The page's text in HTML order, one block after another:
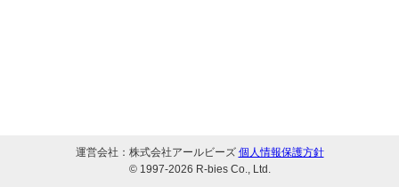
運営会社：株式会社アールビーズ 個人情報保護方針
© 1997-2026 R-bies Co., Ltd.